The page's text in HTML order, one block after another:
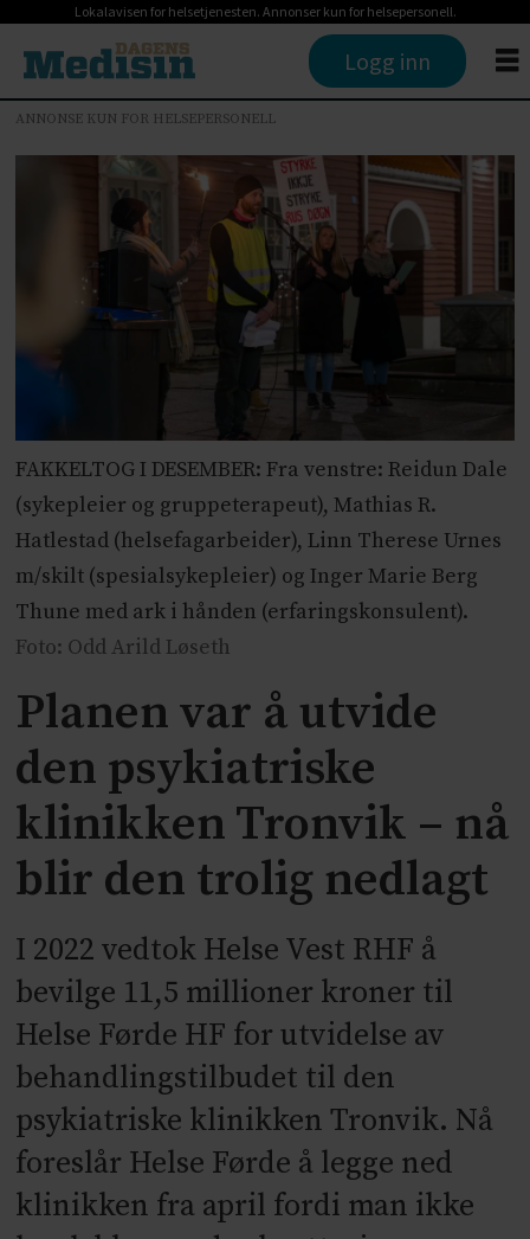
Lokalavisen for helsetjenesten. Annonser kun for helsepersonell.
Logg inn
ANNONSE KUN FOR HELSEPERSONELL
FAKKELTOG I DESEMBER: Fra venstre: Reidun Dale
(sykepleier og gruppeterapeut), Mathias R.
Hatlestad (helsefagarbeider), Linn Therese Urnes
m/skilt (spesialsykepleier) og Inger Marie Berg
Thune med ark i hånden (erfaringskonsulent).
Foto: Odd Arild Løseth
Planen var å utvide
den psykiatriske
klinikken Tronvik – nå
blir den trolig nedlagt
I 2022 vedtok Helse Vest RHF å
bevilge 11,5 millioner kroner til
Helse Førde HF for utvidelse av
behandlingstilbudet til den
psykiatriske klinikken Tronvik. Nå
foreslår Helse Førde å legge ned
klinikken fra april fordi man ikke